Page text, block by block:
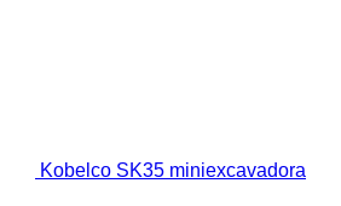
Kobelco SK35 miniexcavadora